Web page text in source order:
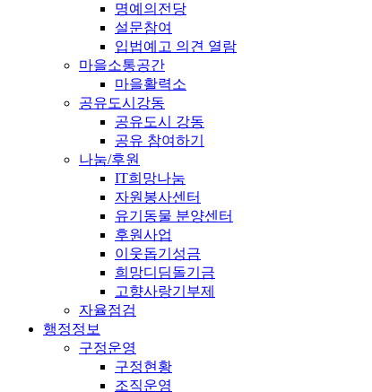
명예의전당
설문참여
입법예고 의견 열람
마을소통공간
마을활력소
공유도시강동
공유도시 강동
공유 참여하기
나눔/후원
IT희망나눔
자원봉사센터
유기동물 분양센터
후원사업
이웃돕기성금
희망디딤돌기금
고향사랑기부제
자율점검
행정정보
구정운영
구정현황
조직운영